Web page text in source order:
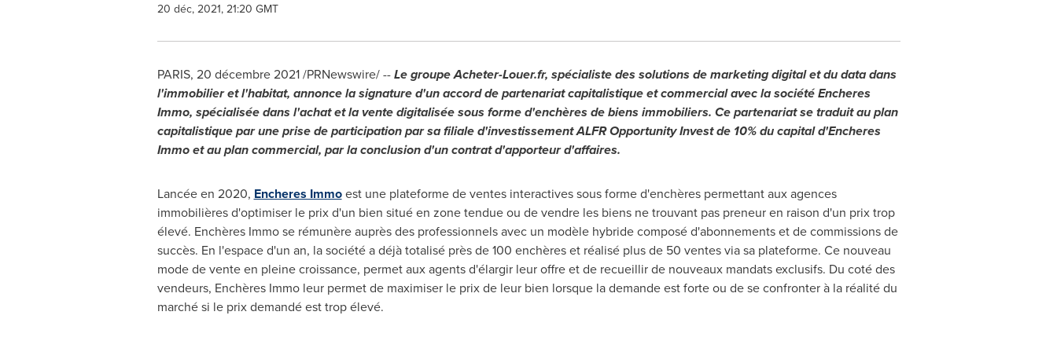
20 déc, 2021, 21:20 GMT
PARIS, 20 décembre 2021 /PRNewswire/ --Le groupe Acheter-Louer.fr, spécialiste des solutions de marketing digital et du data dans
l'immobilier et l'habitat, annonce la signature d'un accord de partenariat capitalistique et commercial avec la société Encheres
Immo, spécialisée dans l'achat et la vente digitalisée sous forme d'enchères de biens immobiliers. Ce partenariat se traduit au plan
capitalistique par une prise de participation par sa filiale d'investissement ALFR Opportunity Invest de 10% du capital d'Encheres
Immo et au plan commercial, par la conclusion d'un contrat d'apporteur d'affaires.
Lancée en 2020, Encheres Immoest une plateforme de ventes interactives sous forme d'enchères permettant aux agences
immobilières d'optimiser le prix d'un bien situé en zone tendue ou de vendre les biens ne trouvant pas preneur en raison d'un prix trop
élevé. Enchères Immo se rémunère auprès des professionnels avec un modèle hybride composé d'abonnements et de commissions de
succès. En l'espace d'un an, la société a déjà totalisé près de 100 enchères et réalisé plus de 50 ventes via sa plateforme. Ce nouveau
mode de vente en pleine croissance, permet aux agents d'élargir leur offre et de recueillir de nouveaux mandats exclusifs. Du coté des
vendeurs, Enchères Immo leur permet de maximiser le prix de leur bien lorsque la demande est forte ou de se confronter à la réalité du
marché si le prix demandé est trop élevé.